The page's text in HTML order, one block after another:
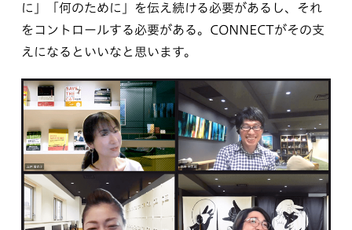
に」「何のために」を伝え続ける必要があるし、それ
をコントロールする必要がある。CONNECTがその支
えになるといいなと思います。